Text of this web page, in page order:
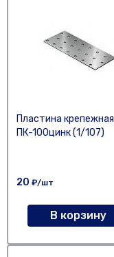
Пластина крепежная
ПК-100цинк (1/107)
20 ₽/шт
В корзину